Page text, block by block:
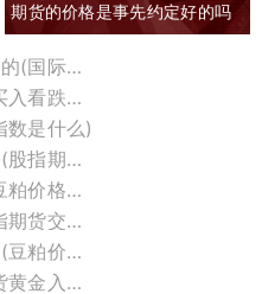
期货的价格是事先约定好的吗
(期货约定价格吗)
国际原油期货什么时候上市的(国际原油期货怎么了)
买看跌卖看涨的期权策略(买入看跌卖出看涨期权)
数是什么)
股指期货什么时候全面放开(股指期货几几年推出)
美豆价格对应豆粕价格(美豆粕价格换算)
什么叫股指期货(什么叫股指期货交割日)
豆粕价格行情走势比利时牛(豆粕价格走势分析)
黄金期货价格怎么计算(期货黄金入门基础知识)